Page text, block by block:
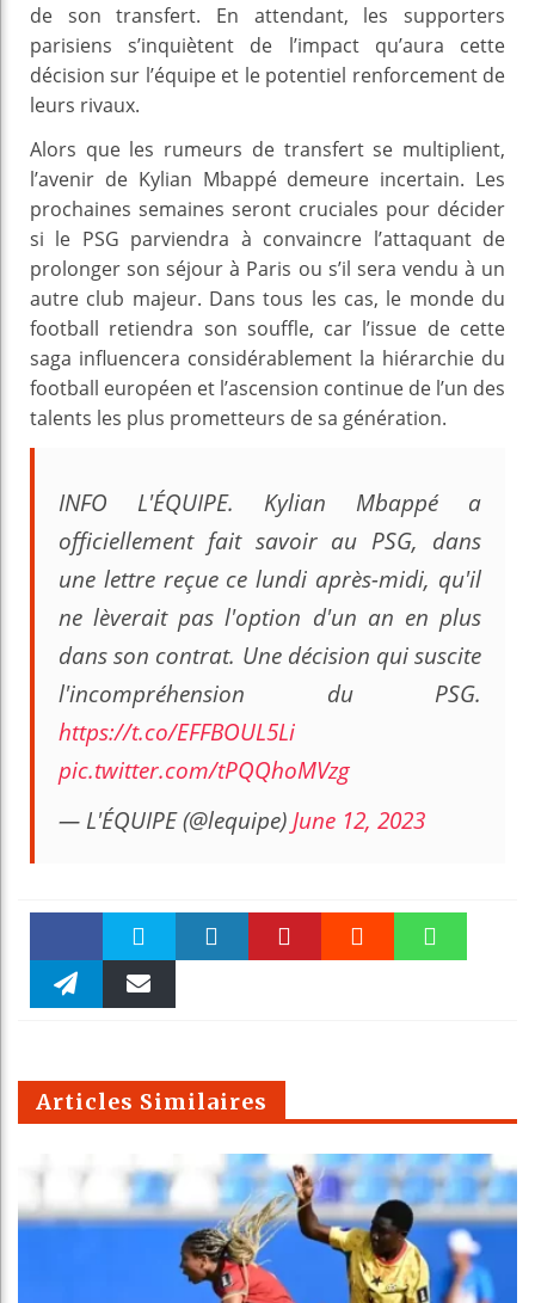
de son transfert. En attendant, les supporters
parisiens s’inquiètent de l’impact qu’aura cette
décision sur l’équipe et le potentiel renforcement de
leurs rivaux.
Alors que les rumeurs de transfert se multiplient,
l’avenir de Kylian Mbappé demeure incertain. Les
prochaines semaines seront cruciales pour décider
si le PSG parviendra à convaincre l’attaquant de
prolonger son séjour à Paris ou s’il sera vendu à un
autre club majeur. Dans tous les cas, le monde du
football retiendra son souffle, car l’issue de cette
saga influencera considérablement la hiérarchie du
football européen et l’ascension continue de l’un des
talents les plus prometteurs de sa génération.
INFO L'ÉQUIPE. Kylian Mbappé a
officiellement fait savoir au PSG, dans
une lettre reçue ce lundi après-midi, qu'il
ne lèverait pas l'option d'un an en plus
dans son contrat. Une décision qui suscite
l'incompréhension du PSG.
https://t.co/EFFBOUL5Li
pic.twitter.com/tPQQhoMVzg
— L'ÉQUIPE (@lequipe) June 12, 2023
Faceboo Twitter
m
Articles Similaires